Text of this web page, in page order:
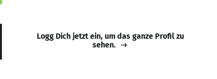
Logg Dich jetzt ein, um das ganze Profil zu
sehen.